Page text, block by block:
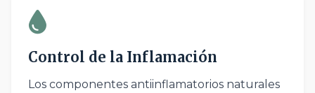
Control de la Inflamación
Los componentes antiinflamatorios naturales